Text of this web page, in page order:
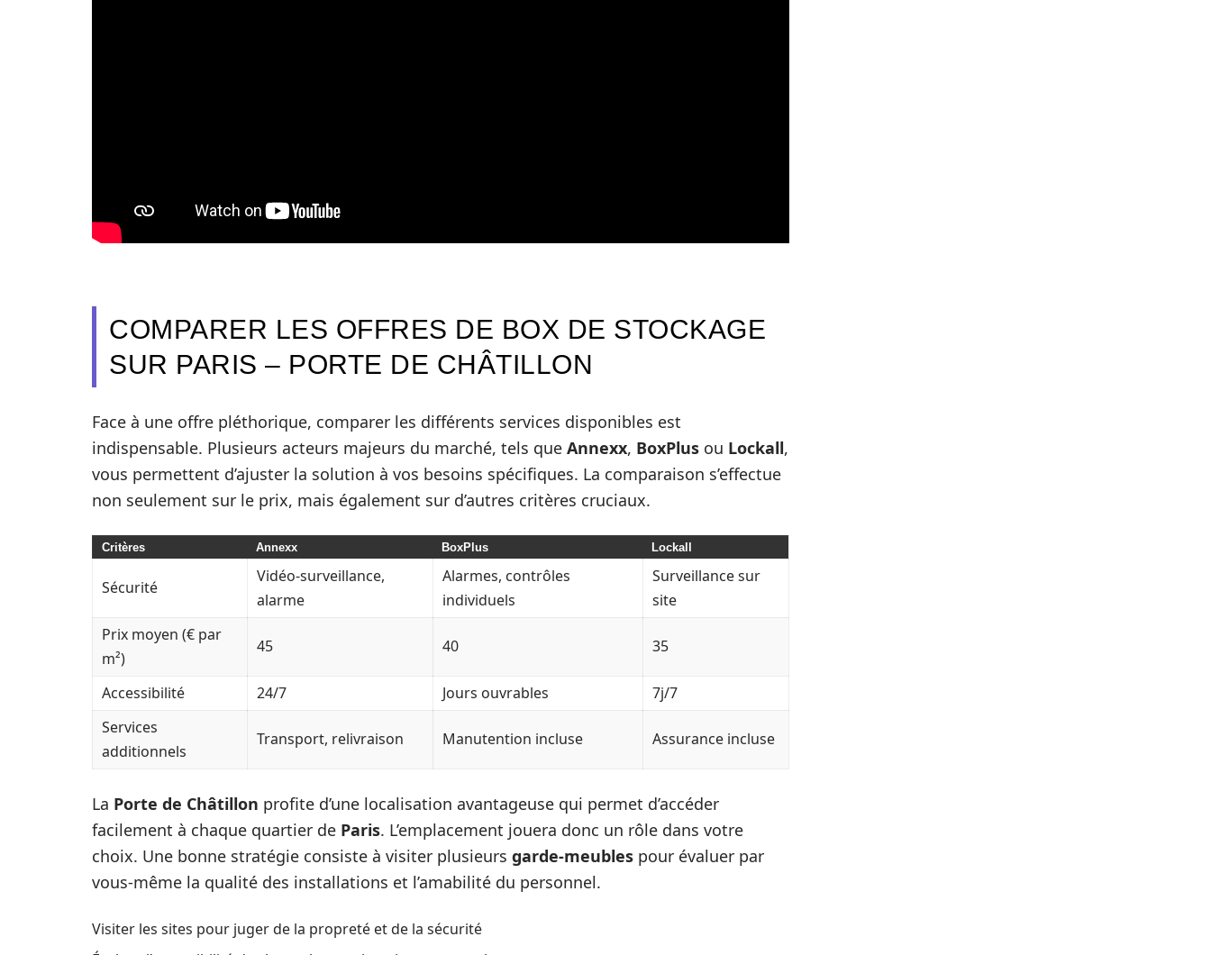
COMPARER LES OFFRES DE BOX DE STOCKAGE
SUR PARIS – PORTE DE CHÂTILLON
Face à une offre pléthorique, comparer les différents services disponibles est
indispensable. Plusieurs acteurs majeurs du marché, tels que Annexx, BoxPlus ou Lockall,
vous permettent d’ajuster la solution à vos besoins spécifiques. La comparaison s’effectue
non seulement sur le prix, mais également sur d’autres critères cruciaux.
Critères Annexx BoxPlus Lockall
Sécurité
Vidéo-surveillance,
alarme
Alarmes, contrôles
individuels
Surveillance sur
site
Prix moyen (€ par
m²)
45 40 35
Accessibilité 24/7 Jours ouvrables
7j/7
Services
additionnels
Transport, relivraison Manutention incluse Assurance incluse
La Porte de Châtillon profite d’une localisation avantageuse qui permet d’accéder
facilement à chaque quartier de Paris. L’emplacement jouera donc un rôle dans votre
choix. Une bonne stratégie consiste à visiter plusieurs garde-meubles pour évaluer par
vous-même la qualité des installations et l’amabilité du personnel.
Visiter les sites pour juger de la propreté et de la sécurité